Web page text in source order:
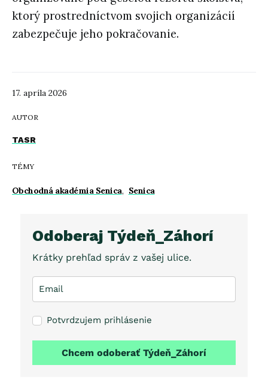
17. apríla 2026
AUTOR
TASR
TÉMY
Obchodná akadémia Senica, Senica
ktorý prostredníctvom svojich organizácií
zabezpečuje jeho pokračovanie.
Odoberaj Týdeň_Záhorí
Krátky prehľad správ z vašej ulice.
Potvrdzujem prihlásenie
Chcem odoberať Týdeň_Záhorí